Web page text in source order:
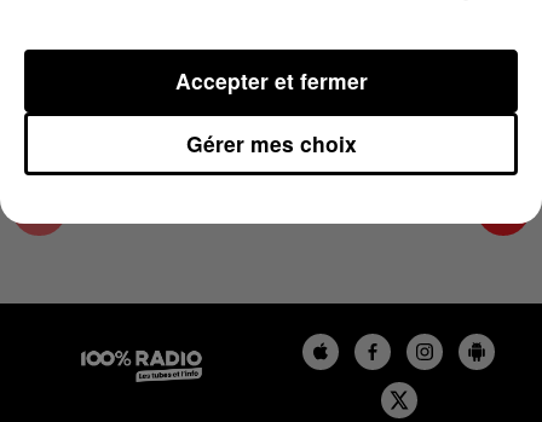
Podcasts infos de l'Hérault
Gérer mes choix
Accepter et fermer